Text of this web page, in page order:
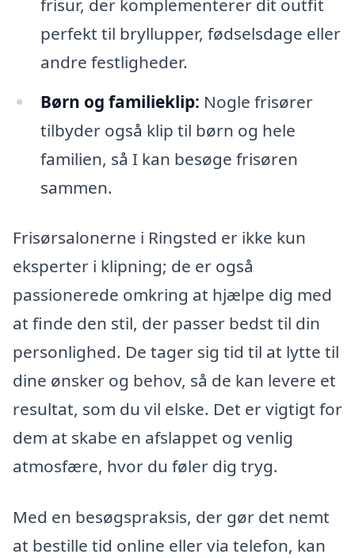
frisur, der komplementerer dit outfit
perfekt til bryllupper, fødselsdage eller
andre festligheder.
Børn og familieklip: Nogle frisører
tilbyder også klip til børn og hele
familien, så I kan besøge frisøren
sammen.
Frisørsalonerne i Ringsted er ikke kun
eksperter i klipning; de er også
passionerede omkring at hjælpe dig med
at finde den stil, der passer bedst til din
personlighed. De tager sig tid til at lytte til
dine ønsker og behov, så de kan levere et
resultat, som du vil elske. Det er vigtigt for
dem at skabe en afslappet og venlig
atmosfære, hvor du føler dig tryg.
Med en besøgspraksis, der gør det nemt
at bestille tid online eller via telefon, kan